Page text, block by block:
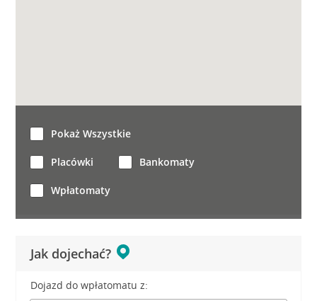
Jak dojechać?
Dojazd do wpłatomatu z:
Pokaż Wszystkie
Placówki Bankomaty
Wpłatomaty